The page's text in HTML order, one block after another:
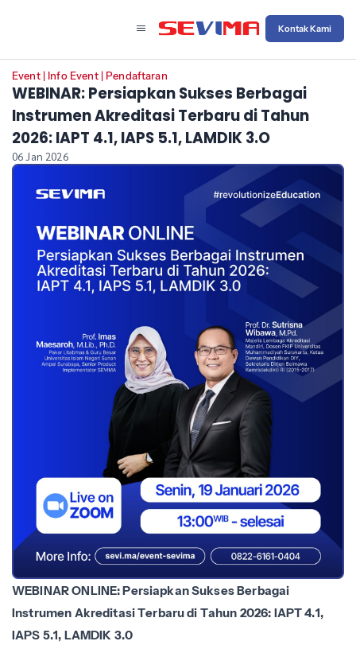
Kontak Kami
Event| Info Event| Pendaftaran
WEBINAR: Persiapkan Sukses Berbagai
Instrumen Akreditasi Terbaru di Tahun
2026: IAPT 4.1, IAPS 5.1, LAMDIK 3.O
06 Jan 2026
WEBINAR ONLINE: Persiapkan Sukses Berbagai
Instrumen Akreditasi Terbaru di Tahun 2026: IAPT 4.1,
IAPS 5.1, LAMDIK 3.0